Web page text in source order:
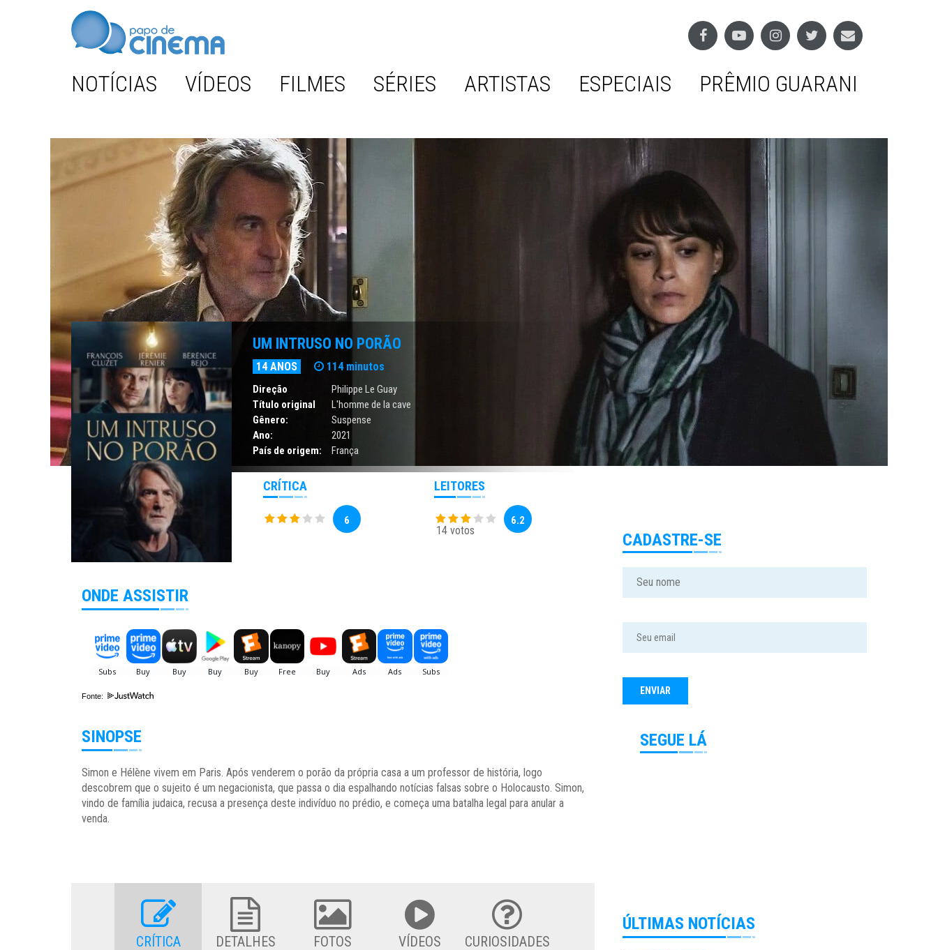
NOTÍCIAS VÍDEOS FILMES SÉRIES ARTISTAS ESPECIAIS PRÊMIO GUARANI
UM INTRUSO NO PORÃO
14 ANOS 114 minutos
Direção
Philippe Le Guay
Título original
L'homme de la cave
Gênero:
Suspense
Ano:
2021
País de origem:
França
CRÍTICA
6
LEITORES
14 votos
6.2
ONDE ASSISTIR
Fonte:
SINOPSE
Simon e Hélène vivem em Paris. Após venderem o porão da própria casa a um professor de história, logo
descobrem que o sujeito é um negacionista, que passa o dia espalhando notícias falsas sobre o Holocausto. Simon,
vindo de família judaica, recusa a presença deste indivíduo no prédio, e começa uma batalha legal para anular a
venda.
CRÍTICA DETALHES FOTOS VÍDEOS CURIOSIDADES
CADASTRE-SE
SEGUE LÁ
ÚLTIMAS NOTÍCIAS